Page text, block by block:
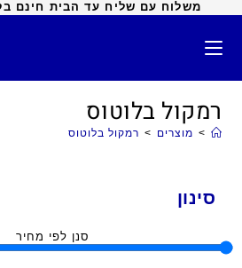
משלוח עם שליח עד הבית חינם בקנייה
רמקול בלוטוס
> מוצרים > רמקול בלוטוס
סינון
סנן לפי מחיר